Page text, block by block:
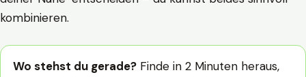
kombinieren.
Wo stehst du gerade? Finde in 2 Minuten heraus,